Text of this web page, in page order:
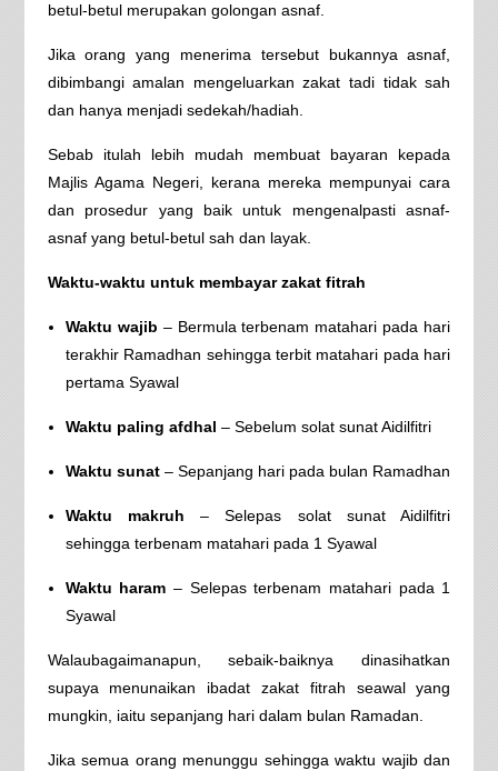
betul-betul merupakan golongan asnaf.
Jika orang yang menerima tersebut bukannya asnaf,
dibimbangi amalan mengeluarkan zakat tadi tidak sah
dan hanya menjadi sedekah/hadiah.
Sebab itulah lebih mudah membuat bayaran kepada
Majlis Agama Negeri, kerana mereka mempunyai cara
dan prosedur yang baik untuk mengenalpasti asnaf-
asnaf yang betul-betul sah dan layak.
Waktu-waktu untuk membayar zakat fitrah
Waktu wajib – Bermula terbenam matahari pada hari
terakhir Ramadhan sehingga terbit matahari pada hari
pertama Syawal
Waktu paling afdhal – Sebelum solat sunat Aidilfitri
Waktu sunat– Sepanjang hari pada bulan Ramadhan
Waktu makruh – Selepas solat sunat Aidilfitri
sehingga terbenam matahari pada 1 Syawal
Waktu haram – Selepas terbenam matahari pada 1
Syawal
Walaubagaimanapun, sebaik-baiknya dinasihatkan
supaya menunaikan ibadat zakat fitrah seawal yang
mungkin, iaitu sepanjang hari dalam bulan Ramadan.
Jika semua orang menunggu sehingga waktu wajib dan